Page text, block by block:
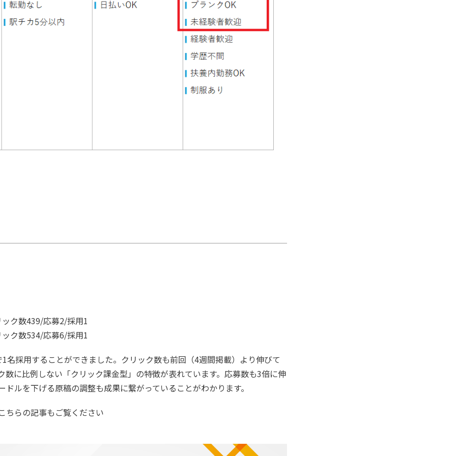
ク数439/応募2/採用1
ク数534/応募6/採用1
名採用することができました。クリック数も前回（4週間掲載）より伸びて
数に比例しない「クリック課金型」の特徴が表れています。応募数も3倍に伸
ルを下げる原稿の調整も成果に繋がっていることがわかります。
ちらの記事もご覧ください